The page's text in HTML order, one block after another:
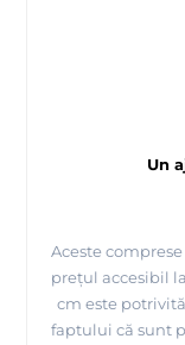
Un
Aceste
prețul accesibil
cm este
faptului că sunt